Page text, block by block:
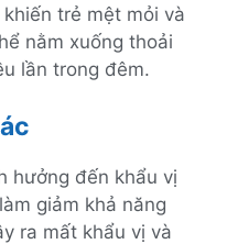
trẻ mệt mỏi và
nằm xuống thoải
lần trong đêm.
hưởng đến khẩu vị
giảm khả năng
ra mất khẩu vị và